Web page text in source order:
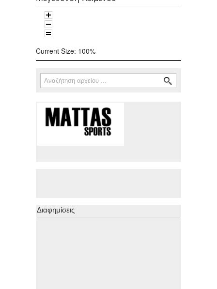
Current Size: 100%
Φόρμα αναζήτησης
Αναζήτηση
Διαφημίσεις